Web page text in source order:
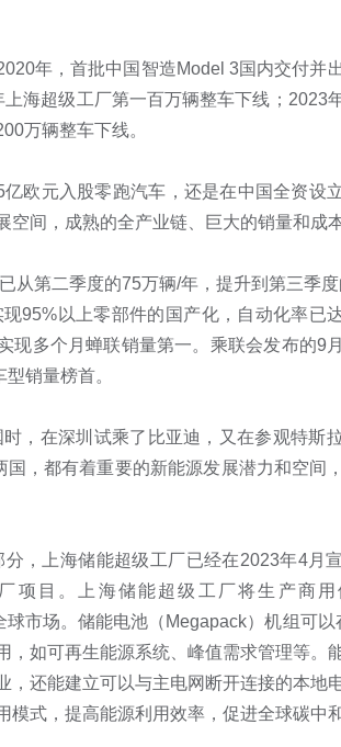
年，首批中国智造Model 3国内交付并
海超级工厂第一百万辆整车下线；2023
万辆整车下线。
欧元入股零跑汽车，还是在中国全资设
间，成熟的全产业链、巨大的销量和成本
从第二季度的75万辆/年，提升到第三季
95%以上零部件的国产化，自动化率已
现多个月蝉联销量第一。乘联会发布的9
销量榜首。
，在深圳试乘了比亚迪，又在参观特斯
，都有着重要的新能源发展潜力和空间
，上海储能超级工厂已经在2023年4月
项目。上海储能超级工厂将生产商用
市场。储能电池（Megapack）机组可以
如可再生能源系统、峰值需求管理等。
还能建立可以与主电网断开连接的本地
模式，提高能源利用效率，促进全球碳中